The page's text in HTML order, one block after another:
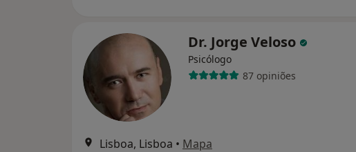
Dr. Jorge Veloso
Psicólogo
87 opiniões
Lisboa, Lisboa • Mapa